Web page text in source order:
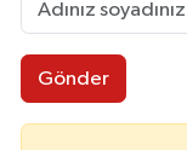
Gönder